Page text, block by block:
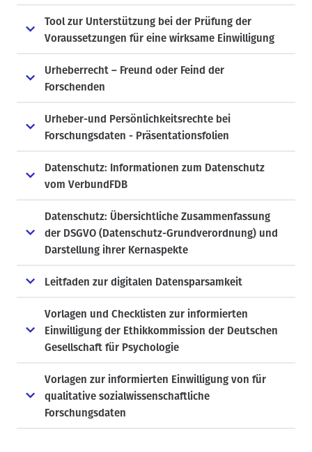
Tool zur Unterstützung bei der Prüfung der
Voraussetzungen für eine wirksame Einwilligung
Urheberrecht – Freund oder Feind der
Forschenden
Urheber-und Persönlichkeitsrechte bei
Forschungsdaten - Präsentationsfolien
Datenschutz: Informationen zum Datenschutz
vom VerbundFDB
Datenschutz: Übersichtliche Zusammenfassung
der DSGVO (Datenschutz-Grundverordnung) und
Darstellung ihrer Kernaspekte
Leitfaden zur digitalen Datensparsamkeit
Vorlagen und Checklisten zur informierten
Einwilligung der Ethikkommission der Deutschen
Gesellschaft für Psychologie
Vorlagen zur informierten Einwilligung von für
qualitative sozialwissenschaftliche
Forschungsdaten